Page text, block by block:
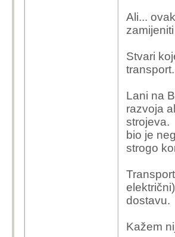
Ali...
Stvari
transport.
Lani na
razvoja
strojeva.
bio je
strogo
dostavu.
Kažem